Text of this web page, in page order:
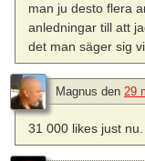
man ju desto flera
anledningar till att
det man säger sig
Magnus den 29
31 000 likes just nu.